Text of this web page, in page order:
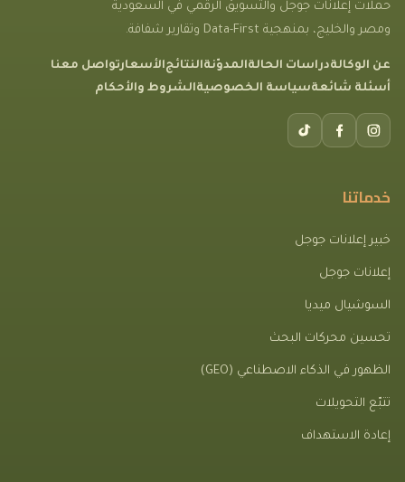
حملات إعلانات جوجل والتسويق الرقمي في السعودية
ومصر والخليج، بمنهجية Data-First وتقارير شفافة.
عن الوكالةدراسات الحالةالمدوّنةالنتائجالأسعارتواصل معنا
أسئلة شائعةسياسة الخصوصيةالشروط والأحكام
خدماتنا
خبير إعلانات جوجل
إعلانات جوجل
السوشيال ميديا
تحسين محركات البحث
الظهور في الذكاء الاصطناعي (GEO)
تتبّع التحويلات
إعادة الاستهداف